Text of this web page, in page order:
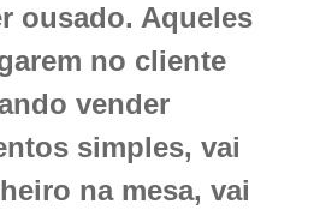
ousado. Aqueles
no cliente
vender
simples, vai
na mesa, vai